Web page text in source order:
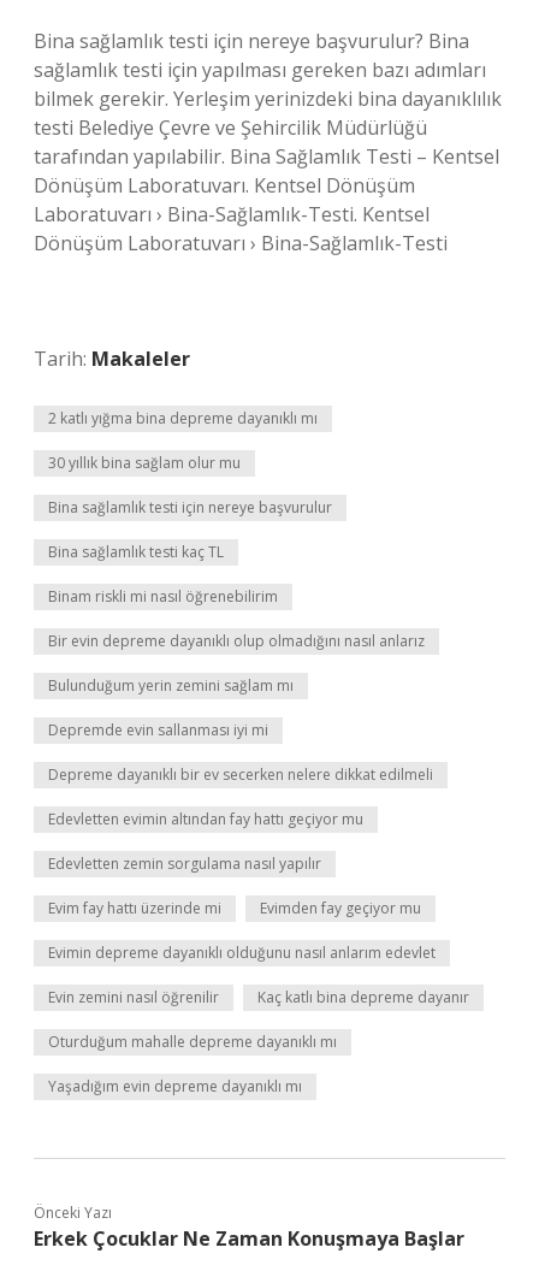
Bina sağlamlık testi için nereye başvurulur? Bina
sağlamlık testi için yapılması gereken bazı adımları
bilmek gerekir. Yerleşim yerinizdeki bina dayanıklılık
testi Belediye Çevre ve Şehircilik Müdürlüğü
tarafından yapılabilir. Bina Sağlamlık Testi – Kentsel
Dönüşüm Laboratuvarı. Kentsel Dönüşüm
Laboratuvarı › Bina-Sağlamlık-Testi. Kentsel
Dönüşüm Laboratuvarı › Bina-Sağlamlık-Testi
Tarih: Makaleler
2 katlı yığma bina depreme dayanıklı mı
30 yıllık bina sağlam olur mu
Bina sağlamlık testi için nereye başvurulur
Bina sağlamlık testi kaç TL
Binam riskli mi nasıl öğrenebilirim
Bir evin depreme dayanıklı olup olmadığını nasıl anlarız
Bulunduğum yerin zemini sağlam mı
Depremde evin sallanması iyi mi
Depreme dayanıklı bir ev secerken nelere dikkat edilmeli
Edevletten evimin altından fay hattı geçiyor mu
Edevletten zemin sorgulama nasıl yapılır
Evim fay hattı üzerinde mi Evimden fay geçiyor mu
Evimin depreme dayanıklı olduğunu nasıl anlarım edevlet
Evin zemini nasıl öğrenilir Kaç katlı bina depreme dayanır
Oturduğum mahalle depreme dayanıklı mı
Yaşadığım evin depreme dayanıklı mı
Önceki Yazı
Erkek Çocuklar Ne Zaman Konuşmaya Başlar